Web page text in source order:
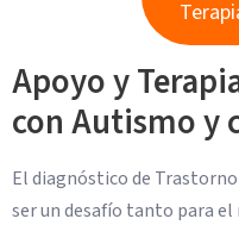
Apoyo y
con Autismo y
El diagnóstico de
ser un desafío tanto para el